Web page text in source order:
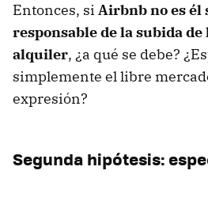
Entonces, si Airbnb no es él
responsable de la subida
alquiler, ¿a qué se debe?
simplemente el libre
expresión?
Segunda hipótesis: